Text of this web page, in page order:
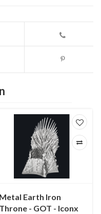
Metal Earth Iron
Throne - GOT - Iconx